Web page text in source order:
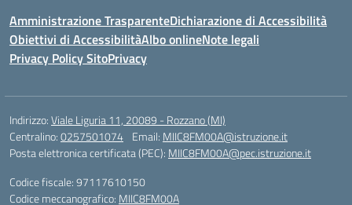
Amministrazione TrasparenteDichiarazione di Accessibilità
Obiettivi di AccessibilitàAlbo onlineNote legali
Privacy Policy SitoPrivacy
Indirizzo:Viale Liguria 11, 20089 - Rozzano (MI)
Centralino:0257501074 Email: MIIC8FM00A@istruzione.it
Posta elettronica certificata (PEC): MIIC8FM00A@pec.istruzione.it
Codice fiscale: 97117610150
Codice meccanografico: MIIC8FM00A